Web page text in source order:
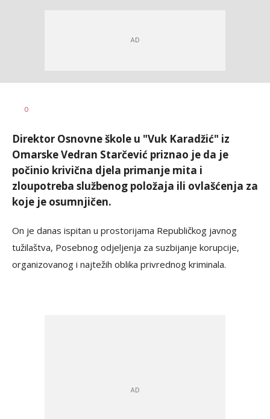
AUTOR
0
Direktor Osnovne škole u "Vuk Karadžić" iz
Omarske Vedran Starčević priznao je da je
počinio krivična djela primanje mita i
zloupotreba službenog položaja ili ovlašćenja za
koje je osumnjičen.
On je danas ispitan u prostorijama Republičkog javnog
tužilaštva, Posebnog odjeljenja za suzbijanje korupcije,
organizovanog i najtežih oblika privrednog kriminala.